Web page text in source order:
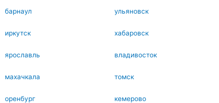
барнаул ульяновск
иркутск хабаровск
ярославль владивосток
махачкала томск
оренбург кемерово